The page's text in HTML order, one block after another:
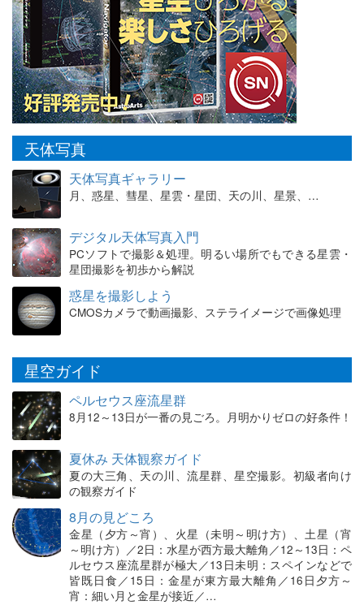
天体写真
天体写真ギャラリー
月、惑星、彗星、星雲・星団、天の川、星景、…
デジタル天体写真入門
PCソフトで撮影＆処理。明るい場所でもできる星雲・
星団撮影を初歩から解説
惑星を撮影しよう
CMOSカメラで動画撮影、ステライメージで画像処理
星空ガイド
ペルセウス座流星群
8月12～13日が一番の見ごろ。月明かりゼロの好条件！
夏休み 天体観察ガイド
夏の大三角、天の川、流星群、星空撮影。初級者向け
の観察ガイド
8月の見どころ
金星（夕方～宵）、火星（未明～明け方）、土星（宵
～明け方）／2日：水星が西方最大離角／12～13日：ペ
ルセウス座流星群が極大／13日未明：スペインなどで
皆既日食／15日：金星が東方最大離角／16日夕方～
宵：細い月と金星が接近／…